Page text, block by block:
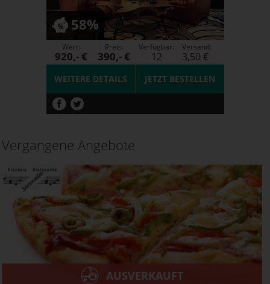
58%
WEITERE DETAILS JETZTBESTELLEN
Wert:
920,- €
Preis:
390,- €
Verfügbar:
12
Versand:
3,50 €
Vergangene Angebote
AUSVERKAUFT